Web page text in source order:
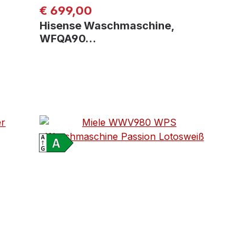
Regulärer Preis:
€ 699,00
Hisense Waschmaschine,
WFQA90…